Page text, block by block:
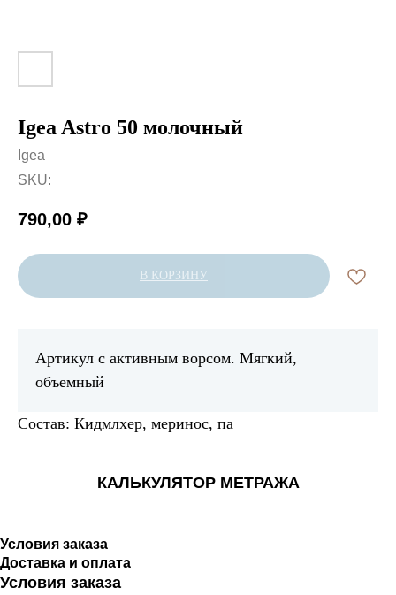
Igea Astro 50 молочный
Igea
SKU:
790,00 ₽
В КОРЗИНУ
Артикул с активным ворсом. Мягкий,
объемный
Состав: Кидмлхер, меринос, па
КАЛЬКУЛЯТОР МЕТРАЖА
Условия заказа
Доставка и оплата
Условия заказа